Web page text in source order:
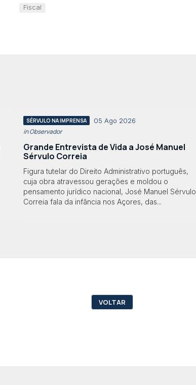
Fiscal
SÉRVULO NA IMPRENSA 05 Ago 2026
in Observador
Grande Entrevista de Vida a José Manuel
Sérvulo Correia
Figura tutelar do Direito Administrativo português,
cuja obra atravessou gerações e moldou o
pensamento jurídico nacional, José Manuel Sérvulo
Correia fala da infância nos Açores, das...
VOLTAR